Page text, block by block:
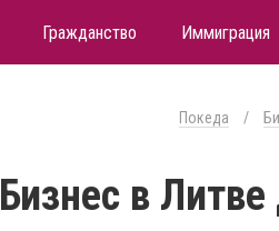
Гражданство Иммиграция
Покеда /
Бизнес в